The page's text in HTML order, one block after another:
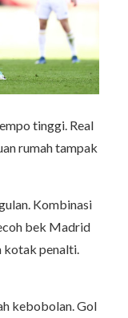
tinggi. Real
rumah tampak
Kombinasi
bek Madrid
kotak penalti.
kebobolan. Gol